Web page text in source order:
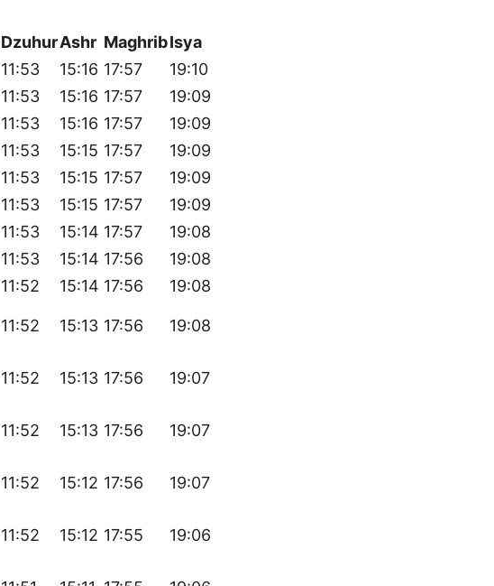
DzuhurAshr MaghribIsya
11:53 15:16 17:57
19:10
11:53 15:16 17:57
19:09
11:53 15:16 17:57
19:09
11:53 15:15 17:57
19:09
11:53 15:15 17:57
19:09
11:53 15:15 17:57
19:09
11:53 15:14 17:57
19:08
11:53 15:14 17:56
19:08
11:52 15:14 17:56
19:08
11:52 15:13 17:56 19:08
11:52 15:13 17:56 19:07
11:52 15:13 17:56 19:07
11:52 15:12 17:56 19:07
11:52 15:12 17:55 19:06